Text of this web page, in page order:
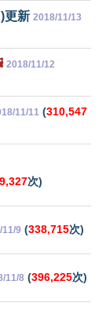
更新 2018/11/13
2018/11/12
11/11 (310,547
次)
9 (338,715次)
11/8 (396,225次)